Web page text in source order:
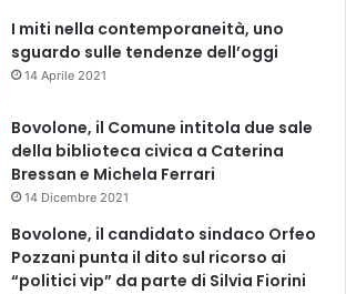
I miti nella contemporaneità, uno
sguardo sulle tendenze dell’oggi
14 Aprile 2021
Bovolone, il Comune intitola due sale
della biblioteca civica a Caterina
Bressan e Michela Ferrari
14 Dicembre 2021
Bovolone, il candidato sindaco Orfeo
Pozzani punta il dito sul ricorso ai
“politici vip” da parte di Silvia Fiorini